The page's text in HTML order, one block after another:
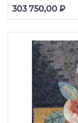
303 750,00 ₽